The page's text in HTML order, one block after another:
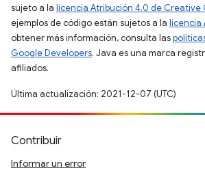
sujeto a la licencia Atribución 4.0 de Creative
ejemplos de código están sujetos a la licencia
obtener más información, consulta las
Google Developers. Java es una marca
afiliados.
Última actualización: 2021-12-07 (UTC)
Contribuir
Informar un error